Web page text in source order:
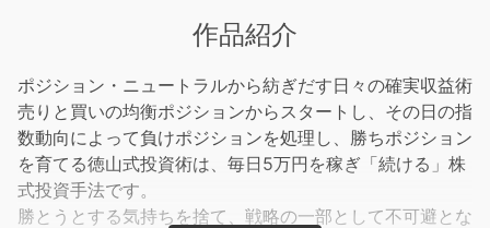
作品紹介
ポジション・ニュートラルから紡ぎだす日々の確実収益術
売りと買いの均衡ポジションからスタートし、その日の指
数動向によって負けポジションを処理し、勝ちポジション
を育てる徳山式投資術は、毎日5万円を稼ぎ「続ける」株
式投資手法です。
勝とうとする気持ちを捨て、戦略の一部として不可避とな